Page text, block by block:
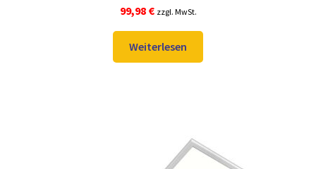
99,98 € zzgl. MwSt.
Weiterlesen